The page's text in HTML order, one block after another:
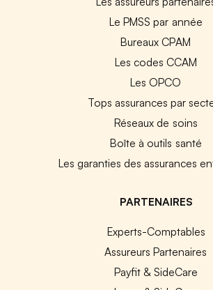
Le PMSS par année
Bureaux CPAM
Les codes CCAM
Les OPCO
Tops assurances par
Réseaux de soins
Boîte à outils santé
Les garanties des assurances
PARTENAIRES
Experts-Comptables
Assureurs Partenaires
Payfit & SideCare